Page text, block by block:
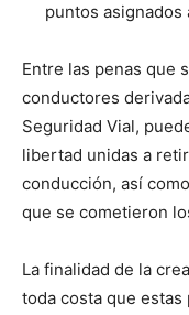
puntos
Entre las penas que
conductores
Seguridad Vial,
libertad unidas a
conducción, así
que se cometieron
La finalidad de la
toda costa que